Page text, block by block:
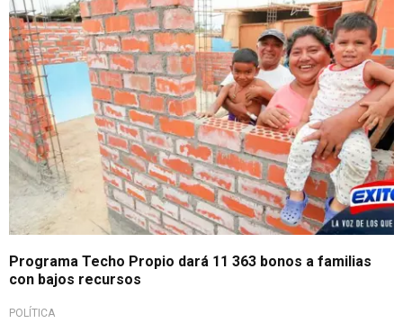
Programa Techo Propio dará 11 363 bonos a familias
con bajos recursos
POLÍTICA